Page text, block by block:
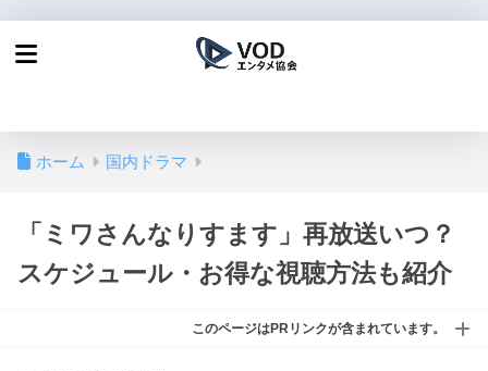
ホーム 国内ドラマ
「ミワさんなりすます」再放送いつ？
スケジュール・お得な視聴方法も紹介
このページはPRリンクが含まれています。